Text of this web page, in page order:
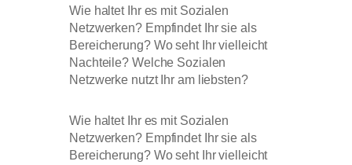
Wie haltet Ihr es mit Sozialen
Netzwerken? Empfindet Ihr sie als
Bereicherung? Wo seht Ihr vielleicht
Nachteile? Welche Sozialen
Netzwerke nutzt Ihr am liebsten?
Wie haltet Ihr es mit Sozialen
Netzwerken? Empfindet Ihr sie als
Bereicherung? Wo seht Ihr vielleicht